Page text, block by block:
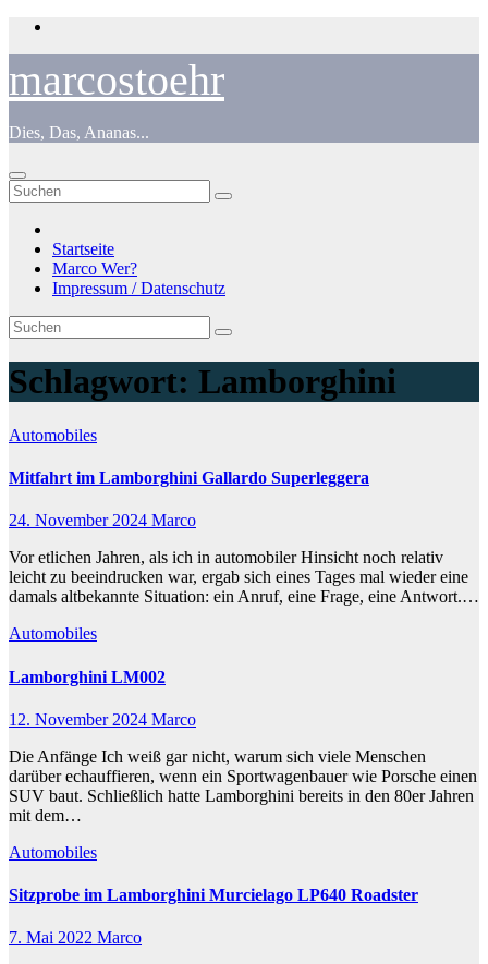
Zum
marcostoehr
Dies, Das, Ananas...
Startseite
Marco Wer?
Impressum / Datenschutz
Schlagwort: Lamborghini
Automobiles
Mitfahrt im Lamborghini Gallardo Superleggera
24. November 2024 Marco
Vor etlichen Jahren, als ich in automobiler Hinsicht noch relativ
leicht zu beeindrucken war, ergab sich eines Tages mal wieder eine
damals altbekannte Situation: ein Anruf, eine Frage, eine Antwort.…
Automobiles
Lamborghini LM002
12. November 2024 Marco
Die Anfänge Ich weiß gar nicht, warum sich viele Menschen
darüber echauffieren, wenn ein Sportwagenbauer wie Porsche einen
SUV baut. Schließlich hatte Lamborghini bereits in den 80er Jahren
mit dem…
Automobiles
Sitzprobe im Lamborghini Murcielago LP640 Roadster
7. Mai 2022 Marco